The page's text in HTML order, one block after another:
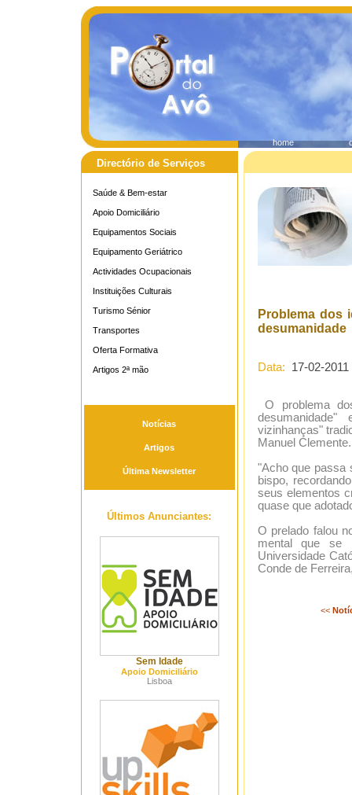
home
Directório de Serviços
Saúde & Bem-estar
Apoio Domiciliário
Equipamentos Sociais
Equipamento Geriátrico
Actividades Ocupacionais
Instituições Culturais
Turismo Sénior
Transportes
Oferta Formativa
Artigos 2ª mão
Notícias
Artigos
Última Newsletter
Últimos Anunciantes:
Sem Idade
Apoio Domiciliário
Lisboa
Problema dos
desumanidade
Data: 17-02-2011
O problema
vizinhanças"
Manuel Clemente.
"Acho que passa
bispo,
seus elementos
quase que
O prelado falou
mental que se
Universidade
Conde de
<<